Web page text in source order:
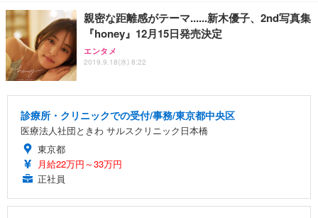
親密な距離感がテーマ......新木優子、2nd写真集
『honey』12月15日発売決定
エンタメ
2019.9.18(水) 8:22
診療所・クリニックでの受付/事務/東京都中央区
医療法人社団ときわ サルスクリニック日本橋
東京都
月給22万円～33万円
正社員